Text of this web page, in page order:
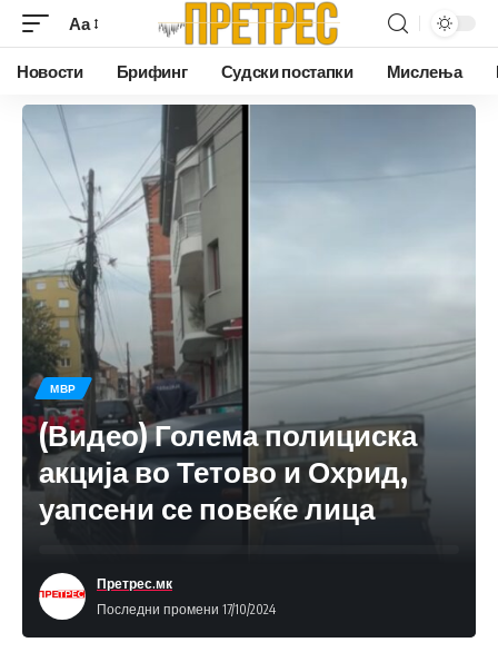
Аа
Новости Брифинг Судски постапки Мислења
МВР
(Видео) Голема полициска
акција во Тетово и Охрид,
уапсени се повеќе лица
Последни промени 17/10/2024
Претрес.мк